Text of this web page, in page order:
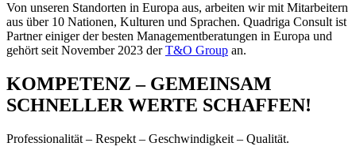
Von unseren Standorten in Europa aus, arbeiten wir mit Mitarbeitern
aus über 10 Nationen, Kulturen und Sprachen. Quadriga Consult ist
Partner einiger der besten Managementberatungen in Europa und
gehört seit November 2023 derT&O Group an.
KOMPETENZ – GEMEINSAM
SCHNELLER WERTE SCHAFFEN!
Professionalität – Respekt – Geschwindigkeit – Qualität.